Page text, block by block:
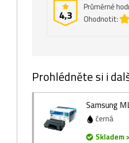
4,3
Průměrné
Ohodnotit:
Prohlédněte si i
Samsung
černá
Skladem